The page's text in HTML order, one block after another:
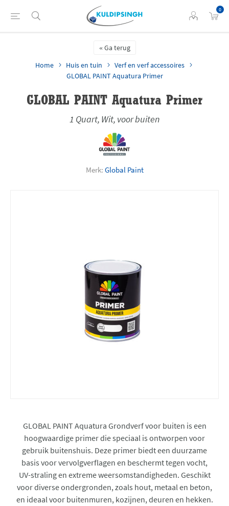
0
Ga terug
Home
Huis en tuin
Verf en verf accessoires
GLOBAL PAINT Aquatura Primer
GLOBAL PAINT Aquatura Primer
1 Quart, Wit, voor buiten
Merk: Global Paint
GLOBAL PAINT Aquatura Grondverf voor buiten is een
hoogwaardige primer die speciaal is ontworpen voor
gebruik buitenshuis. Deze primer biedt een duurzame
basis voor vervolgverflagen en beschermt tegen vocht,
UV-straling en extreme weersomstandigheden. Geschikt
voor diverse ondergronden, zoals hout, metaal en beton,
en ideaal voor buitenmuren, kozijnen, deuren en hekken.